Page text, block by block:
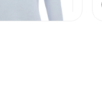
2 444